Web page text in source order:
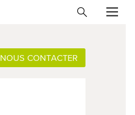
NOUS CONTACTER